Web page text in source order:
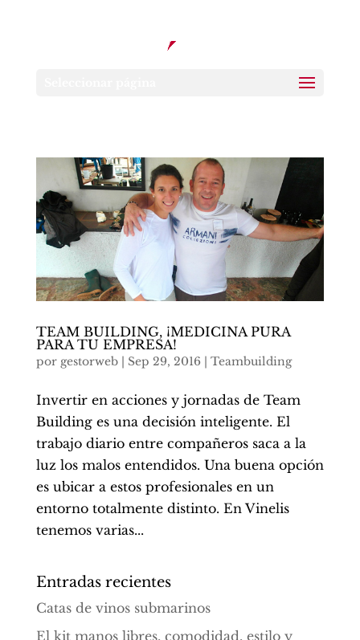
TEAM BUILDING, ¡MEDICINA PURA
PARA TU EMPRESA!
por gestorweb| Sep 29, 2016| Teambuilding
Invertir en acciones y jornadas de Team
Building es una decisión inteligente. El
trabajo diario entre compañeros saca a la
luz los malos entendidos. Una buena opción
es ubicar a estos profesionales en un
entorno totalmente distinto. En Vinelis
tenemos varias...
Entradas recientes
Catas de vinos submarinos
El kit manos libres, comodidad, estilo y